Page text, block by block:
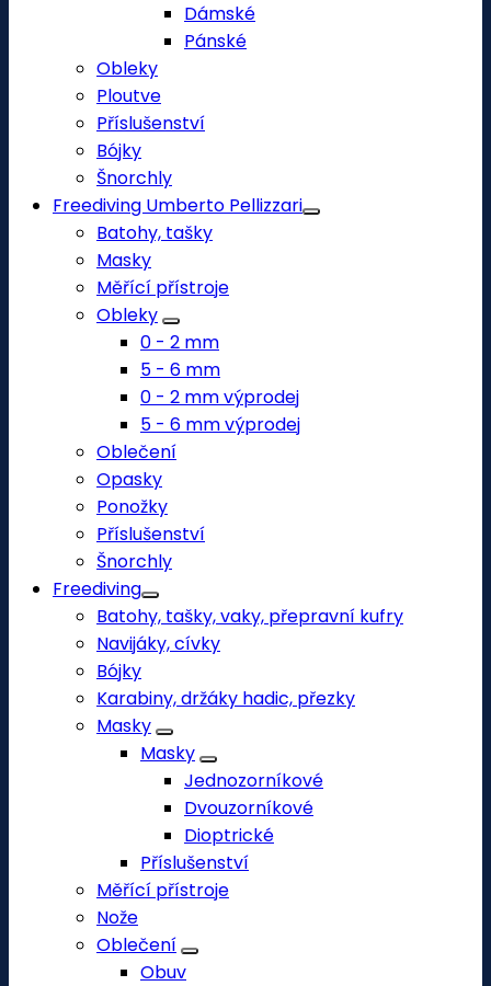
Dámské
Pánské
Obleky
Ploutve
Příslušenství
Bójky
Šnorchly
Freediving Umberto Pellizzari
Batohy, tašky
Masky
Měřící přístroje
Obleky
0 - 2 mm
5 - 6 mm
0 - 2 mm výprodej
5 - 6 mm výprodej
Oblečení
Opasky
Ponožky
Příslušenství
Šnorchly
Freediving
Batohy, tašky, vaky, přepravní kufry
Navijáky, cívky
Bójky
Karabiny, držáky hadic, přezky
Masky
Masky
Jednozorníkové
Dvouzorníkové
Dioptrické
Příslušenství
Měřící přístroje
Nože
Oblečení
Obuv